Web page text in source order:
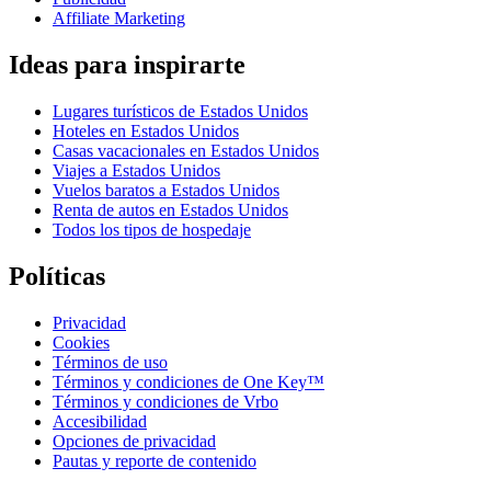
Affiliate Marketing
Ideas para inspirarte
Lugares turísticos de Estados Unidos
Hoteles en Estados Unidos
Casas vacacionales en Estados Unidos
Viajes a Estados Unidos
Vuelos baratos a Estados Unidos
Renta de autos en Estados Unidos
Todos los tipos de hospedaje
Políticas
Privacidad
Cookies
Términos de uso
Términos y condiciones de One Key™
Términos y condiciones de Vrbo
Accesibilidad
Opciones de privacidad
Pautas y reporte de contenido